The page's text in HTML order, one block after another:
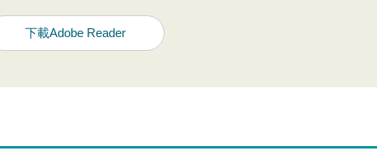
下載Adobe Reader